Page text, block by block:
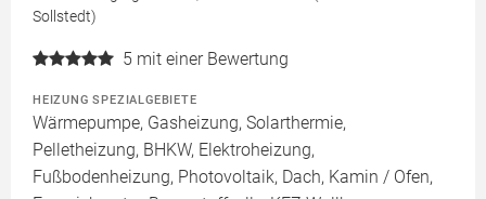
Sollstedt)
5 mit einer Bewertung
HEIZUNG SPEZIALGEBIETE
Wärmepumpe, Gasheizung, Solarthermie,
Pelletheizung, BHKW, Elektroheizung,
Fußbodenheizung, Photovoltaik, Dach, Kamin / Ofen,